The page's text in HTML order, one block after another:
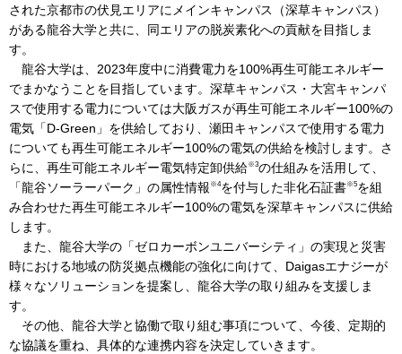
企業情報
業務用・産業用のお客さま
採用情報
プレスリリース
された京都市の伏見エリアにメインキャンパス（深草キャンパス）
がある龍谷大学と共に、同エリアの脱炭素化への貢献を目指しま
す。
龍谷大学は、2023年度中に消費電力を100%再生可能エネルギー
でまかなうことを目指しています。深草キャンパス・大宮キャンパ
スで使用する電力については大阪ガスが再生可能エネルギー100%の
電気「D-Green」を供給しており、瀬田キャンパスで使用する電力
についても再生可能エネルギー100%の電気の供給を検討します。さ
らに、再生可能エネルギー電気特定卸供給※3の仕組みを活用して、
「龍谷ソーラーパーク」の属性情報 ※4を付与した非化石証書※5を組
み合わせた再生可能エネルギー100%の電気を深草キャンパスに供給
します。
また、龍谷大学の「ゼロカーボンユニバーシティ」の実現と災害
時における地域の防災拠点機能の強化に向けて、Daigasエナジーが
様々なソリューションを提案し、龍谷大学の取り組みを支援しま
す。
その他、龍谷大学と協働で取り組む事項について、今後、定期的
な協議を重ね、具体的な連携内容を決定していきます。